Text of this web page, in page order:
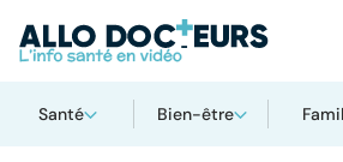
Santé Bien-être